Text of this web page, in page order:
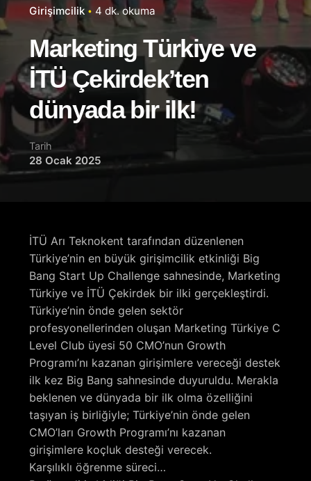
Girişimcilik 4 dk. okuma
Marketing Türkiye ve
İTÜ Çekirdek’ten
dünyada bir ilk!
Tarih
28 Ocak 2025
İTÜ Arı Teknokent tarafından düzenlenen
Türkiye’nin en büyük girişimcilik etkinliği Big
Bang Start Up Challenge sahnesinde, Marketing
Türkiye ve İTÜ Çekirdek bir ilki gerçekleştirdi.
Türkiye’nin önde gelen sektör
profesyonellerinden oluşan Marketing Türkiye C
Level Club üyesi 50 CMO’nun Growth
Programı’nı kazanan girişimlere vereceği destek
ilk kez Big Bang sahnesinde duyuruldu. Merakla
beklenen ve dünyada bir ilk olma özelliğini
taşıyan iş birliğiyle; Türkiye’nin önde gelen
CMO’ları Growth Programı’nı kazanan
girişimlere koçluk desteği verecek.
Karşılıklı öğrenme süreci…